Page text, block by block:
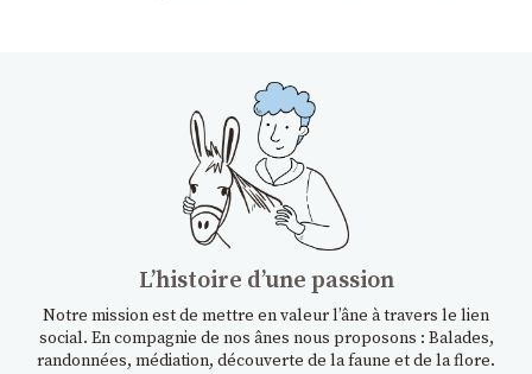
Lʼhistoire dʼune passion
Notre mission est de mettre en valeur l’âne à travers le lien
social. En compagnie de nos ânes nous proposons : Balades,
randonnées, médiation, découverte de la faune et de la flore.